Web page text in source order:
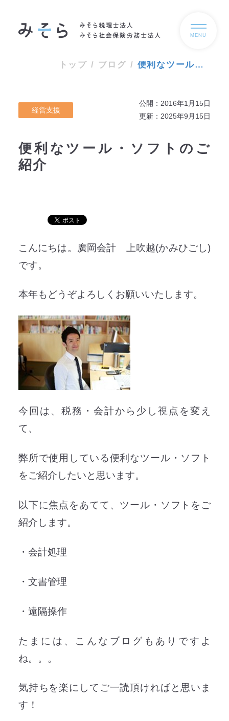
MENU
トップ / ブログ / 便利なツール・ソフトのご紹介
経営支援
公開：2016年1月15日
更新：2025年9月15日
便利なツール・ソフトのご
紹介
こんにちは。廣岡会計 上吹越(かみひごし)
です。
本年もどうぞよろしくお願いいたします。
今回は、税務・会計から少し視点を変え
て、
弊所で使用している便利なツール・ソフト
をご紹介したいと思います。
以下に焦点をあてて、ツール・ソフトをご
紹介します。
・会計処理
・文書管理
・遠隔操作
たまには、こんなブログもありですよ
ね。。。
気持ちを楽にしてご一読頂ければと思いま
す！